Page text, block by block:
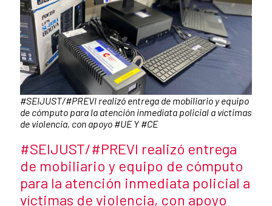
Caption:
#SEIJUST/#PREVI realizó entrega de mobiliario y equipo
de cómputo para la atención inmediata policial a víctimas
de violencia, con apoyo #UE Y #CE
News title
#SEIJUST/#PREVI realizó entrega
de mobiliario y equipo de cómputo
para la atención inmediata policial a
víctimas de violencia, con apoyo